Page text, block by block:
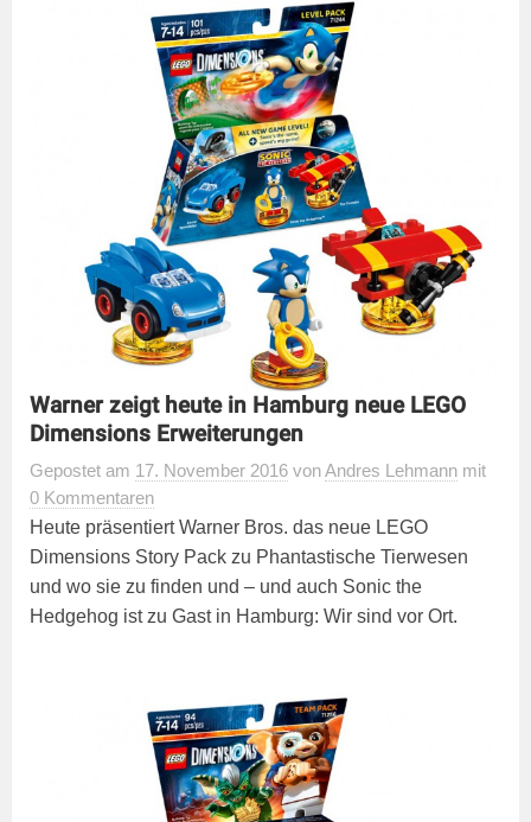
Warner zeigt heute in Hamburg neue LEGO
Dimensions Erweiterungen
Gepostet am 17. November 2016 vonAndres Lehmann mit
0 Kommentaren
Heute präsentiert Warner Bros. das neue LEGO
Dimensions Story Pack zu Phantastische Tierwesen
und wo sie zu finden und – und auch Sonic the
Hedgehog ist zu Gast in Hamburg: Wir sind vor Ort.